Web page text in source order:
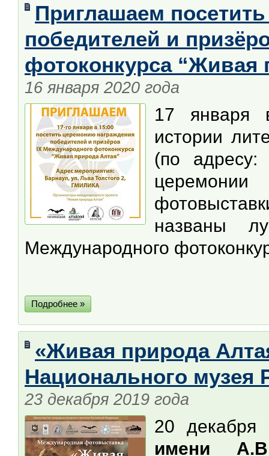
Приглашаем
победителей и
фотоконкурса “Живая
16 января 2020 года
17 января
истории
(по
названы
Международного
Подробнее »
«Живая природа
Национального музея
23 декабря 2019 года
20
имени